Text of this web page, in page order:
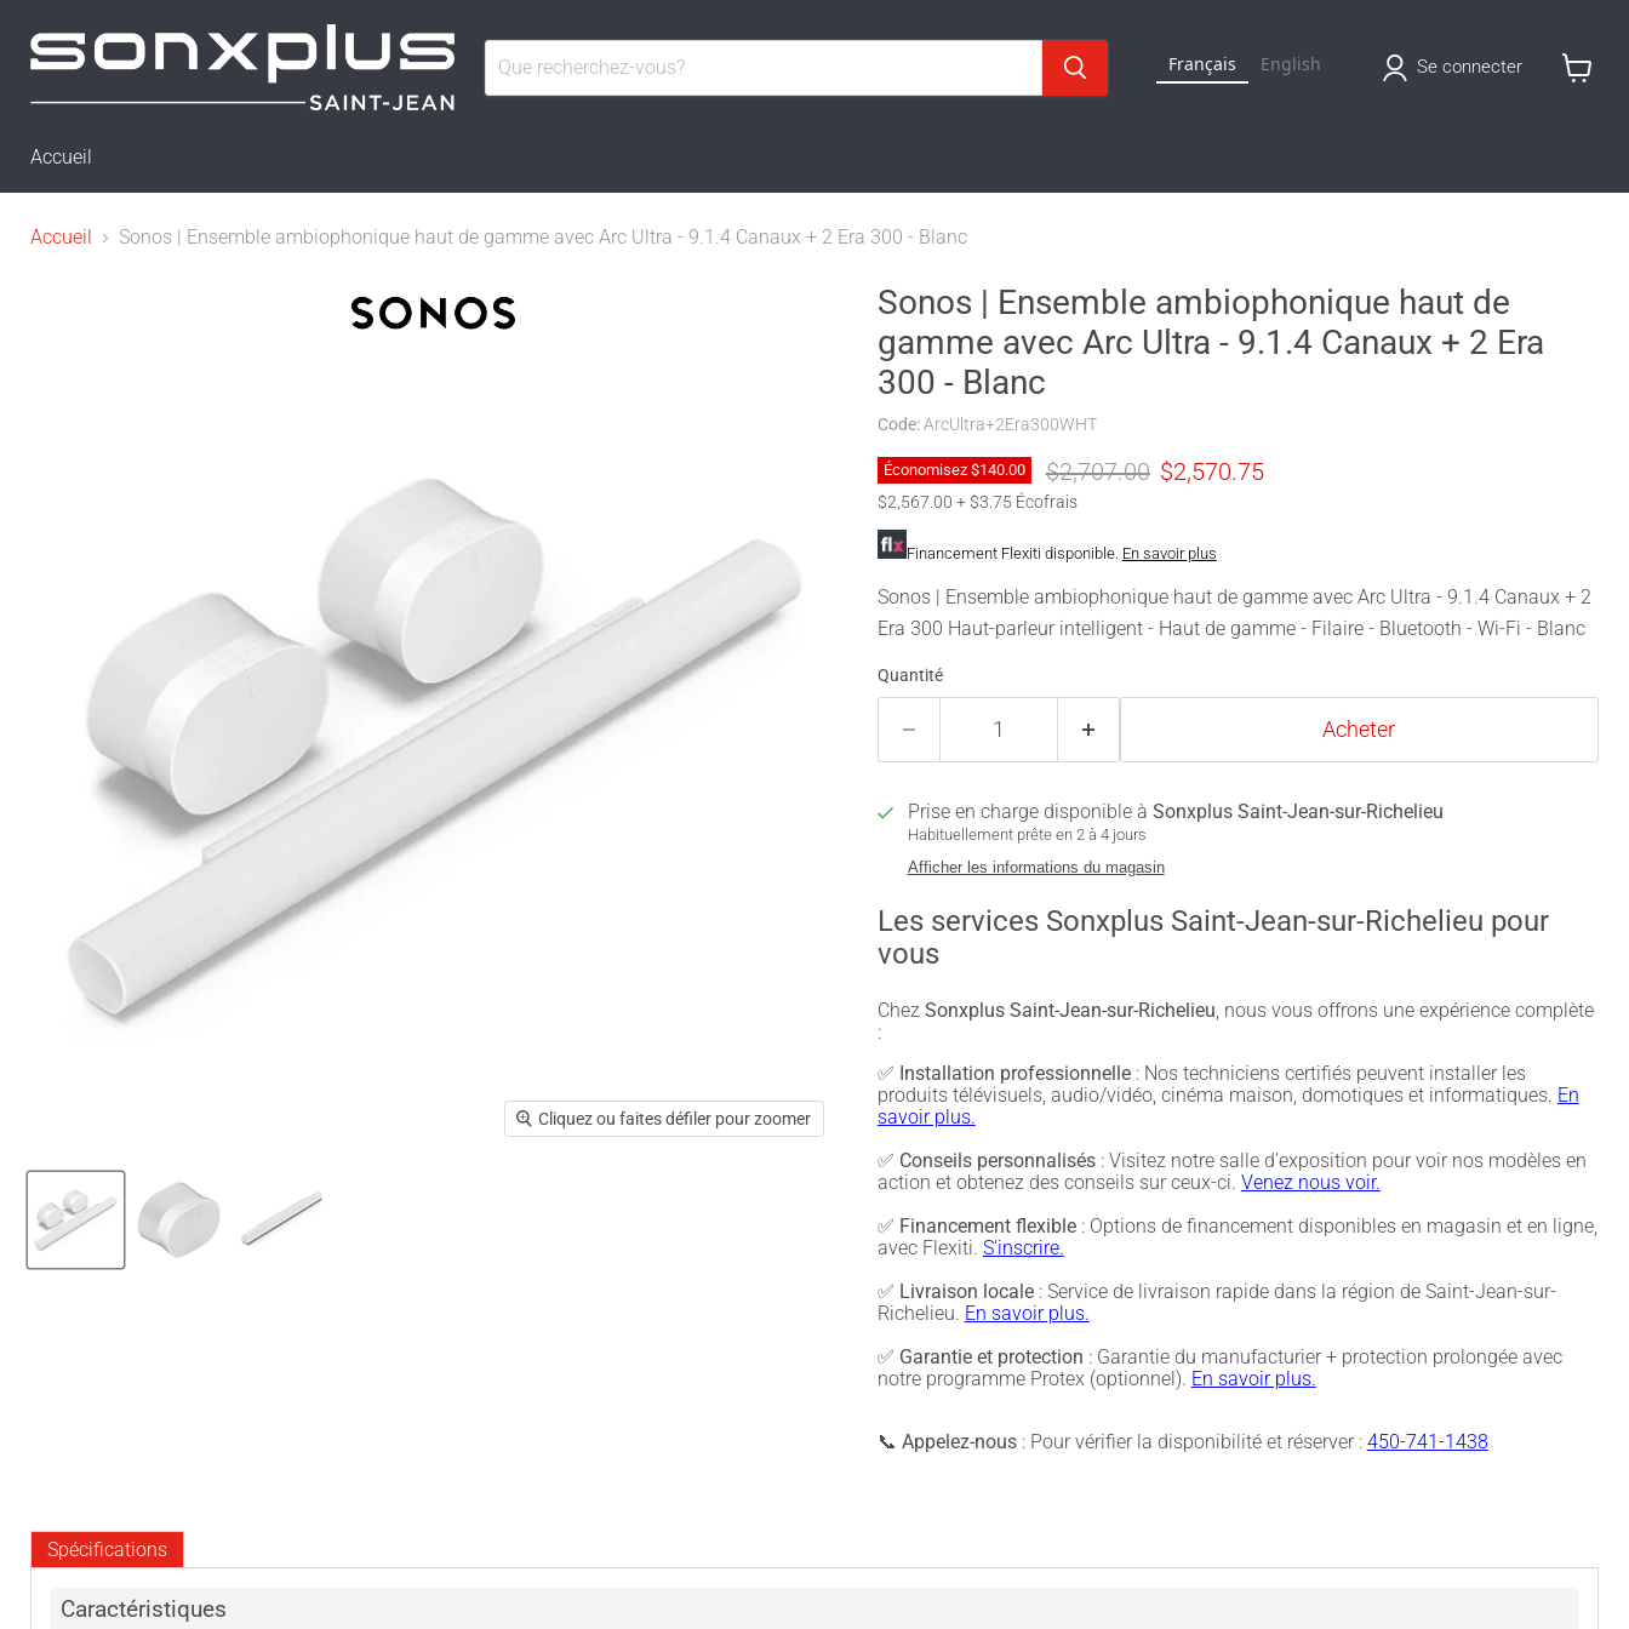
Français English Se connecter
Accueil
Accueil Sonos | Ensemble ambiophonique haut de gamme avec Arc Ultra - 9.1.4 Canaux + 2 Era 300 - Blanc
Cliquez ou faites défiler pour zoomer
Sonos | Ensemble ambiophonique haut de
gamme avec Arc Ultra - 9.1.4 Canaux + 2 Era
300 - Blanc
Code: ArcUltra+2Era300WHT
Économisez $140.00 Prix original
$2,707.00 Prix actuel
$2,570.75
$2,567.00 + $3.75 Écofrais
Financement Flexiti disponible. En savoir plus
Sonos | Ensemble ambiophonique haut de gamme avec Arc Ultra - 9.1.4 Canaux + 2
Era 300 Haut-parleur intelligent - Haut de gamme - Filaire - Bluetooth - Wi-Fi - Blanc
Quantité
Acheter
Prise en charge disponible à Sonxplus Saint-Jean-sur-Richelieu
Habituellement prête en 2 à 4 jours
Afficher les informations du magasin
Les services Sonxplus Saint-Jean-sur-Richelieu pour
vous
Chez Sonxplus Saint-Jean-sur-Richelieu, nous vous offrons une expérience complète
:
✅ Installation professionnelle: Nos techniciens certifiés peuvent installer les
produits télévisuels, audio/vidéo, cinéma maison, domotiques et informatiques. En
savoir plus.
✅ Conseils personnalisés: Visitez notre salle d'exposition pour voir nos modèles en
action et obtenez des conseils sur ceux-ci. Venez nous voir.
✅ Financement flexible: Options de financement disponibles en magasin et en ligne,
avec Flexiti. S'inscrire.
✅ Livraison locale: Service de livraison rapide dans la région de Saint-Jean-sur-
Richelieu. En savoir plus.
✅ Garantie et protection : Garantie du manufacturier + protection prolongée avec
notre programme Protex (optionnel). En savoir plus.
📞 Appelez-nous: Pour vérifier la disponibilité et réserver : 450-741-1438
Spécifications
Caractéristiques